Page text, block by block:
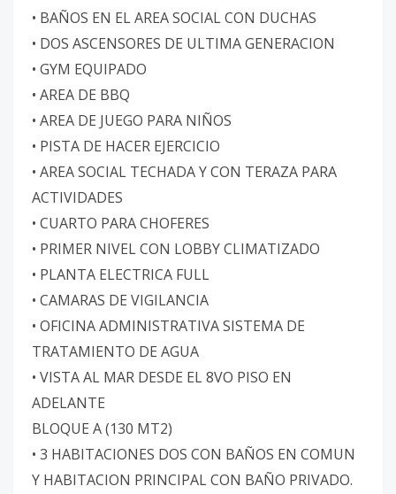
• BAÑOS EN EL AREA SOCIAL CON DUCHAS
• DOS ASCENSORES DE ULTIMA GENERACION
• GYM EQUIPADO
• AREA DE BBQ
• AREA DE JUEGO PARA NIÑOS
• PISTA DE HACER EJERCICIO
• AREA SOCIAL TECHADA Y CON TERAZA PARA
ACTIVIDADES
• CUARTO PARA CHOFERES
• PRIMER NIVEL CON LOBBY CLIMATIZADO
• PLANTA ELECTRICA FULL
• CAMARAS DE VIGILANCIA
• OFICINA ADMINISTRATIVA SISTEMA DE
TRATAMIENTO DE AGUA
• VISTA AL MAR DESDE EL 8VO PISO EN
ADELANTE
BLOQUE A (130 MT2)
• 3 HABITACIONES DOS CON BAÑOS EN COMUN
Y HABITACION PRINCIPAL CON BAÑO PRIVADO.